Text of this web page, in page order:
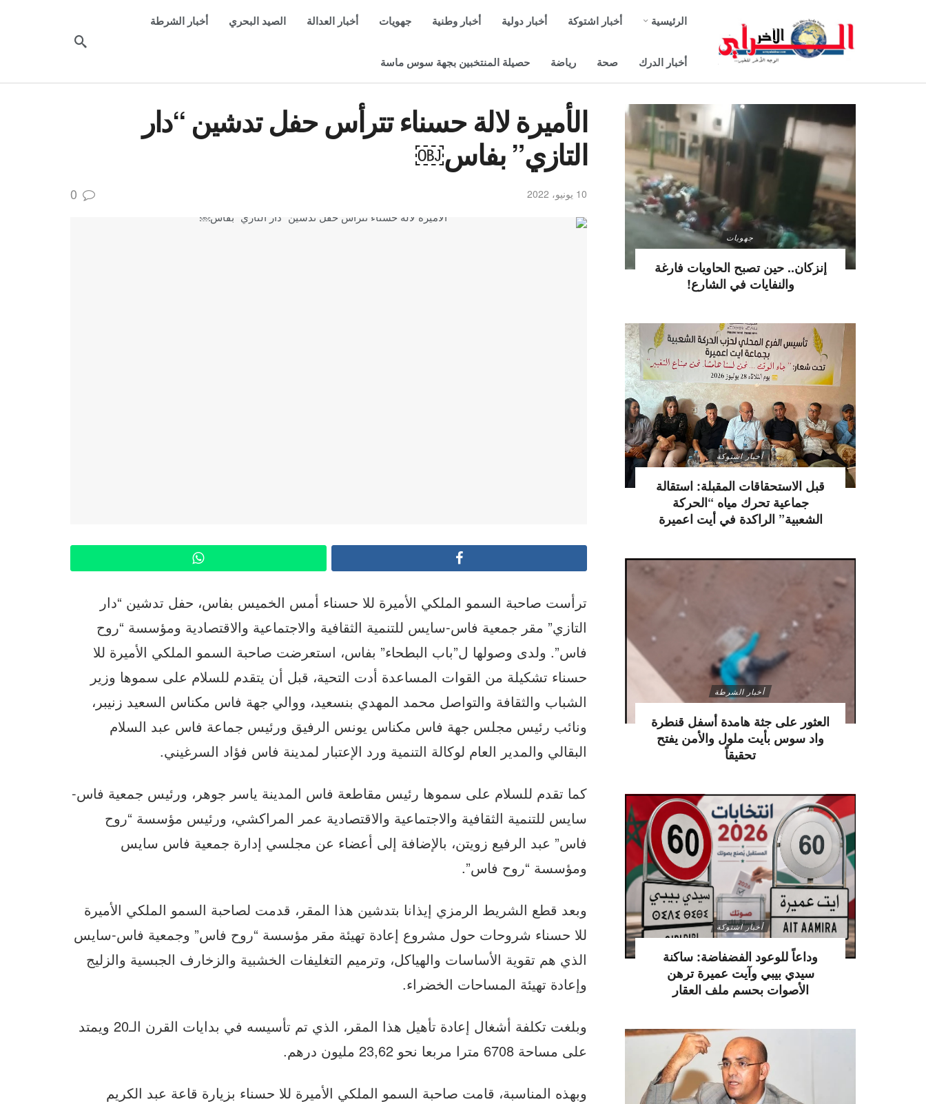
الرئيسية أخبار اشتوكة أخبار دولية أخبار وطنية جهويات أخبار العدالة الصيد البحري أخبار الشرطة
أخبار الدرك صحة رياضة حصيلة المنتخبين بجهة سوس ماسة
الأميرة لالة حسناء تترأس حفل تدشين “دار
التازي” بفاس￼
10 يونيو، 2022 0
ترأست صاحبة السمو الملكي الأميرة للا حسناء أمس الخميس بفاس، حفل تدشين “دار
التازي” مقر جمعية فاس-سايس للتنمية الثقافية والاجتماعية والاقتصادية ومؤسسة “روح
فاس”. ولدى وصولها ل”باب البطحاء” بفاس، استعرضت صاحبة السمو الملكي الأميرة للا
حسناء تشكيلة من القوات المساعدة أدت التحية، قبل أن يتقدم للسلام على سموها وزير
الشباب والثقافة والتواصل محمد المهدي بنسعيد، ووالي جهة فاس مكناس السعيد زنيبر،
ونائب رئيس مجلس جهة فاس مكناس يونس الرفيق ورئيس جماعة فاس عبد السلام
البقالي والمدير العام لوكالة التنمية ورد الإعتبار لمدينة فاس فؤاد السرغيني.
كما تقدم للسلام على سموها رئيس مقاطعة فاس المدينة ياسر جوهر، ورئيس جمعية فاس-
سايس للتنمية الثقافية والاجتماعية والاقتصادية عمر المراكشي، ورئيس مؤسسة “روح
فاس” عبد الرفيع زويتن، بالإضافة إلى أعضاء عن مجلسي إدارة جمعية فاس سايس
ومؤسسة “روح فاس”.
وبعد قطع الشريط الرمزي إيذانا بتدشين هذا المقر، قدمت لصاحبة السمو الملكي الأميرة
للا حسناء شروحات حول مشروع إعادة تهيئة مقر مؤسسة “روح فاس” وجمعية فاس-سايس
الذي هم تقوية الأساسات والهياكل، وترميم التغليفات الخشبية والزخارف الجبسية والزليج
وإعادة تهيئة المساحات الخضراء.
وبلغت تكلفة أشغال إعادة تأهيل هذا المقر، الذي تم تأسيسه في بدايات القرن الـ20 ويمتد
على مساحة 6708 مترا مربعا نحو 23,62 مليون درهم.
وبهذه المناسبة، قامت صاحبة السمو الملكي الأميرة للا حسناء بزيارة قاعة عبد الكريم
جهويات
إنزكان.. حين تصبح الحاويات فارغة
والنفايات في الشارع!
أخبار اشتوكة
قبل الاستحقاقات المقبلة: استقالة
جماعية تحرك مياه “الحركة
الشعبية” الراكدة في أيت اعميرة
أخبار الشرطة
العثور على جثة هامدة أسفل قنطرة
واد سوس بأيت ملول والأمن يفتح
تحقيقاً
أخبار اشتوكة
وداعاً للوعود الفضفاضة: ساكنة
سيدي بيبي وآيت عميرة ترهن
الأصوات بحسم ملف العقار